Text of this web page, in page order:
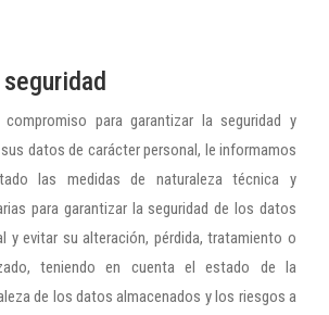
para garantizar la seguridad y
datos de carácter personal, le informamos
las medidas de naturaleza técnica y
para garantizar la seguridad de los datos
y evitar su alteración, pérdida, tratamiento o
teniendo en cuenta el estado de la
de los datos almacenados y los riesgos a